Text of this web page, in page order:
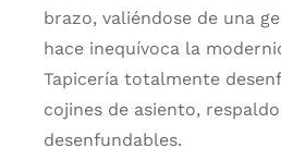
brazo, valiéndose de una
hace inequívoca la
Tapicería totalmente
cojines de asiento,
desenfundables.